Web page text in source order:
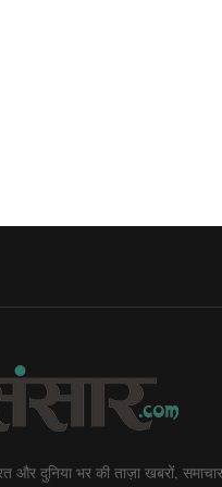
और दुनिया भर की ताज़ा खबरों,